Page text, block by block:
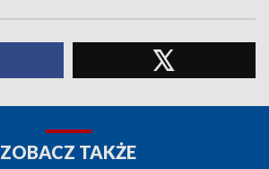
ZOBACZ TAKŻE